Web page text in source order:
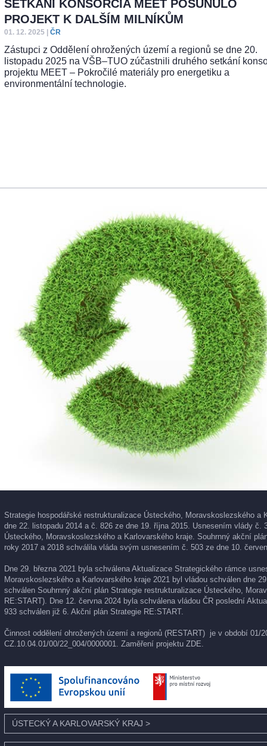
SETKÁNÍ KONSORCIA MEET POSUNULO
PROJEKT K DALŠÍM MILNÍKŮM
01. 12. 2025 ČR
Zástupci z Oddělení ohrožených území a regionů se dne 20.
listopadu 2025 na VŠB–TUO zúčastnili druhého setkání
projektu MEET – Pokročilé materiály pro energetiku a
environmentální technologie.
Strategie hospodářské restrukturalizace Ústeckého, Moravskoslezského
dne 22. listopadu 2014 a č. 826 ze dne 19. října 2015. Usnesením vlády
Ústeckého, Moravskoslezského a Karlovarského kraje. Souhrnný akční
roky 2017 a 2018 schválila vláda svým usnesením č. 503 ze dne 10.
Dne 29. března 2021 byla schválena Aktualizace Strategického rámce
Moravskoslezského a Karlovarského kraje 2021 byl vládou schválen dne
schválen Souhrnný akční plán Strategie restrukturalizace Ústeckého,
RE:START). Dne 12. června 2024 byla schválena vládou ČR poslední
933 schválen již 6. Akční plán Strategie RE:START.
Činnost oddělení ohrožených území a regionů (RESTART) je v období
CZ.10.04.01/00/22_004/0000001. Zaměření projektu ZDE
ÚSTECKÝ A KARLOVARSKÝ KRAJ >